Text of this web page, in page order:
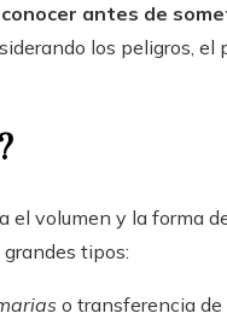
antes de
los peligros, el
volumen y la forma
tipos:
o transferencia de